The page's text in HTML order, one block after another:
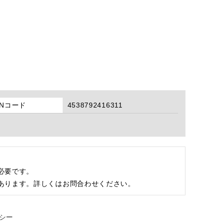
コード 4538792416311
です。
ます。詳しくはお問合わせください。
ー